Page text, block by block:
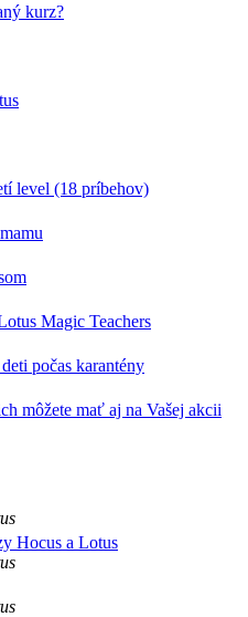
kurz?
level (18 príbehov)
Magic Teachers
počas karantény
môžete mať aj na Vašej akcii
Hocus a Lotus